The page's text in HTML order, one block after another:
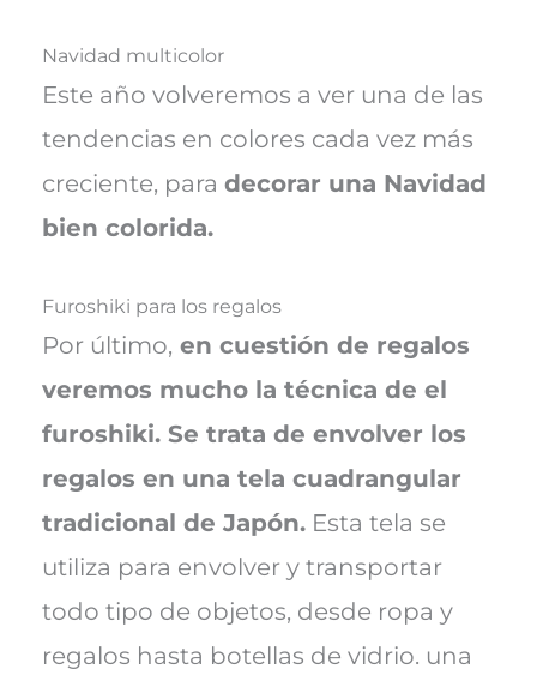
Navidad multicolor
Este año volveremos a ver una de las
tendencias en colores cada vez más
creciente, para decorar una Navidad
bien colorida.
Furoshiki para los regalos
Por último, en cuestión de regalos
veremos mucho la técnica de el
furoshiki. Se trata de envolver los
regalos en una tela cuadrangular
tradicional de Japón.Esta tela se
utiliza para envolver y transportar
todo tipo de objetos, desde ropa y
regalos hasta botellas de vidrio. una